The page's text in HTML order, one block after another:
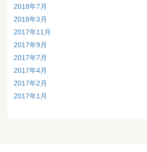
2018年7月
2018年3月
2017年11月
2017年9月
2017年7月
2017年4月
2017年2月
2017年1月